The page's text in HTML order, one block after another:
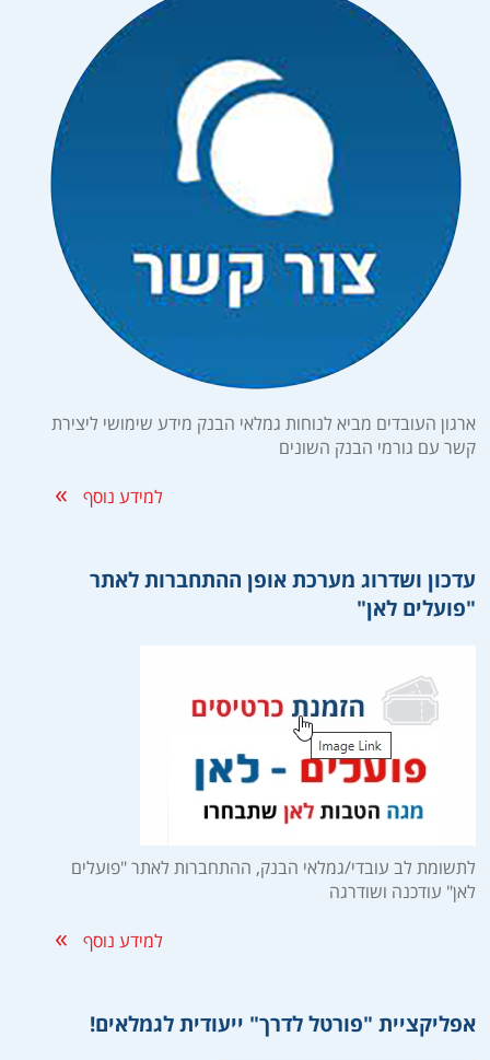
ארגון העובדים מביא לנוחות גמלאי הבנק מידע שימושי ליצירת
קשר עם גורמי הבנק השונים
למידע נוסף
עדכון ושדרוג מערכת אופן ההתחברות לאתר
"פועלים לאן"
לתשומת לב עובדי/גמלאי הבנק, ההתחברות לאתר "פועלים
לאן" עודכנה ושודרגה
למידע נוסף
אפליקציית "פורטל לדרך" ייעודית לגמלאים!